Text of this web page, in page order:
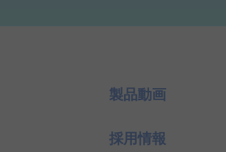
製品動画
採用情報